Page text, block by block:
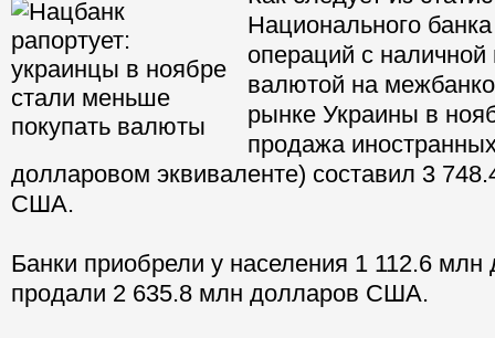
Национального
операций с наличной
валютой на
рынке Украины в
продажа
долларовом эквиваленте) составил 3
США.
Банки приобрели у населения 1 112.6
продали 2 635.8 млн долларов США.